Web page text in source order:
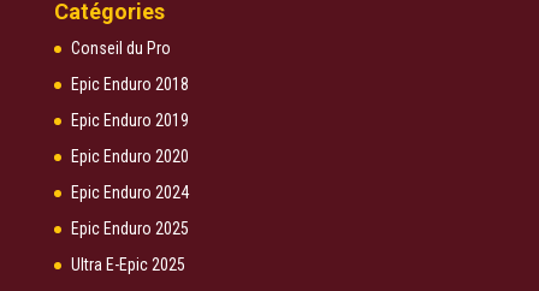
Catégories
Conseil du Pro
Epic Enduro 2018
Epic Enduro 2019
Epic Enduro 2020
Epic Enduro 2024
Epic Enduro 2025
Ultra E-Epic 2025